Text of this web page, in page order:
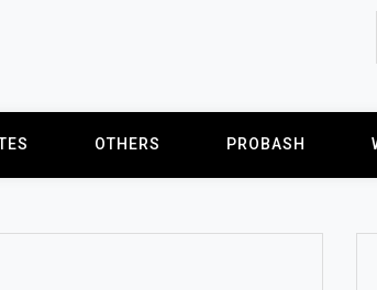
OTHERS PROBASH